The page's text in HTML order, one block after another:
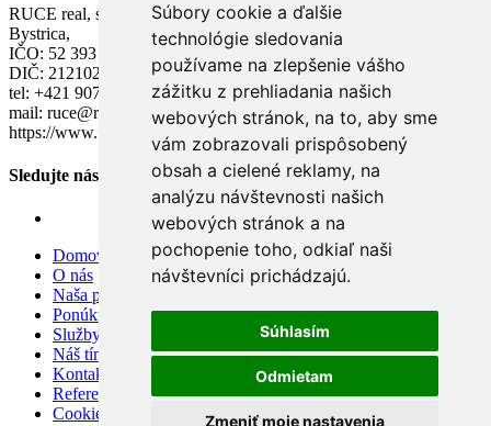
Súbory cookie a ďalšie
technológie sledovania
používame na zlepšenie vášho
zážitku z prehliadania našich
webových stránok, na to, aby sme
vám zobrazovali prispôsobený
obsah a cielené reklamy, na
analýzu návštevnosti našich
webových stránok a na
pochopenie toho, odkiaľ naši
návštevníci prichádzajú.
Súhlasím
Odmietam
Zmeniť moje nastavenia
RUCE real, s.r.o. M.R. Štefánika 157/45, 017 01 Považská
Bystrica,
IČO: 52 393 704,
DIČ: 2121022363,
tel: +421 907 784 502,
mail: ruce@ruce.sk
https://www.facebook.com/rucereality
Sledujte nás
Domov
O nás
Naša ponuka
Ponúknite nám
Služby
Náš tím
Kontakt
Referencie
Cookies